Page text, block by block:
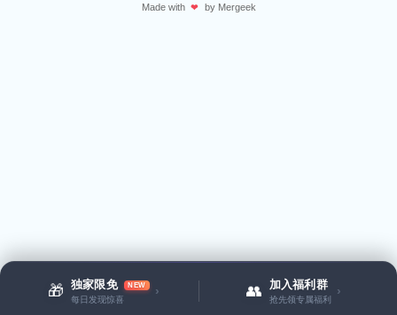
🎁 独家限免 NEW
每日发现惊喜
› 👥 加入福利群
抢先领专属福利
›
Made with ❤ by Mergeek